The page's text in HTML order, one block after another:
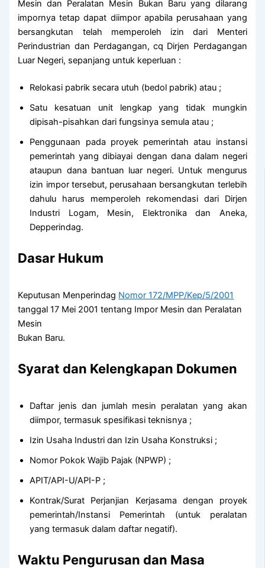
Mesin dan Peralatan Mesin Bukan Baru yang dilarang
impornya tetap dapat diimpor apabila perusahaan yang
bersangkutan telah memperoleh izin dari Menteri
Perindustrian dan Perdagangan, cq Dirjen Perdagangan
Luar Negeri, sepanjang untuk keperluan :
Relokasi pabrik secara utuh (bedol pabrik) atau ;
Satu kesatuan unit lengkap yang tidak mungkin
dipisah-pisahkan dari fungsinya semula atau ;
Penggunaan pada proyek pemerintah atau instansi
pemerintah yang dibiayai dengan dana dalam negeri
ataupun dana bantuan luar negeri. Untuk mengurus
izin impor tersebut, perusahaan bersangkutan terlebih
dahulu harus memperoleh rekomendasi dari Dirjen
Industri Logam, Mesin, Elektronika dan Aneka,
Depperindag.
Dasar Hukum
Keputusan Menperindag Nomor 172/MPP/Kep/5/2001
tanggal 17 Mei 2001 tentang Impor Mesin dan Peralatan
Mesin
Bukan Baru.
Syarat dan Kelengkapan Dokumen
Daftar jenis dan jumlah mesin peralatan yang akan
diimpor, termasuk spesifikasi teknisnya ;
Izin Usaha Industri dan Izin Usaha Konstruksi ;
Nomor Pokok Wajib Pajak (NPWP) ;
APIT/API-U/API-P ;
Kontrak/Surat Perjanjian Kerjasama dengan proyek
pemerintah/Instansi Pemerintah (untuk peralatan
yang termasuk dalam daftar negatif).
Waktu Pengurusan dan Masa